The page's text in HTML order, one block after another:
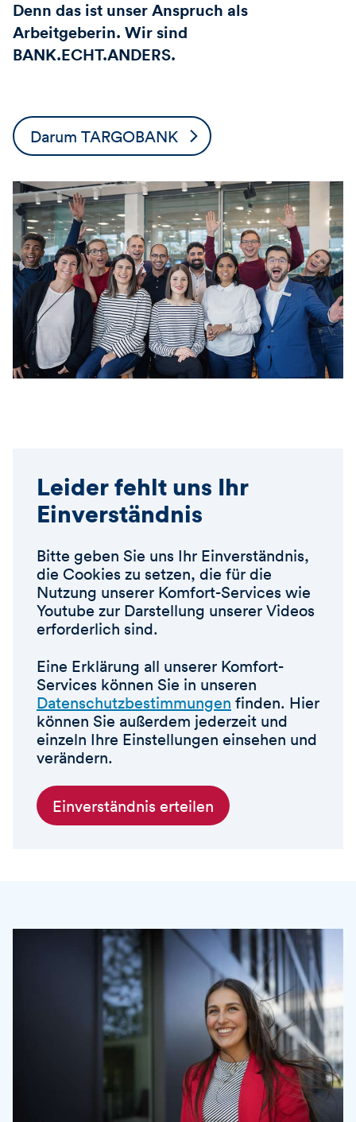
Denn das ist unser Anspruch als
Arbeitgeberin. Wir sind
BANK.ECHT.ANDERS.
Darum TARGOBANK
Leider fehlt uns Ihr
Einverständnis
Bitte geben Sie uns Ihr Einverständnis,
die Cookies zu setzen, die für die
Nutzung unserer Komfort-Services wie
Youtube zur Darstellung unserer Videos
erforderlich sind.
Eine Erklärung all unserer Komfort-
Services können Sie in unseren
Datenschutzbestimmungen finden. Hier
können Sie außerdem jederzeit und
einzeln Ihre Einstellungen einsehen und
verändern.
Einverständnis erteilen